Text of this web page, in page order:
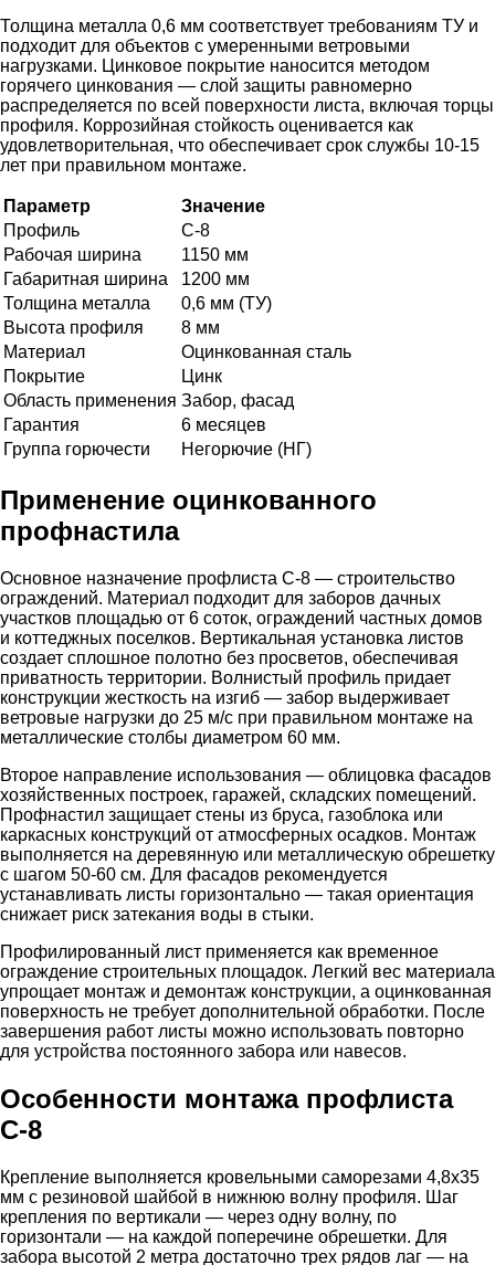
Толщина металла 0,6 мм соответствует требованиям ТУ и
подходит для объектов с умеренными ветровыми
нагрузками. Цинковое покрытие наносится методом
горячего цинкования — слой защиты равномерно
распределяется по всей поверхности листа, включая торцы
профиля. Коррозийная стойкость оценивается как
удовлетворительная, что обеспечивает срок службы 10-15
лет при правильном монтаже.
Параметр
Значение
Профиль
С-8
Рабочая ширина
1150 мм
Габаритная ширина
1200 мм
Толщина металла
0,6 мм (ТУ)
Высота профиля
8 мм
Материал
Оцинкованная сталь
Покрытие
Цинк
Область применения Забор, фасад
Гарантия
6 месяцев
Группа горючести
Негорючие (НГ)
Применение оцинкованного
профнастила
Основное назначение профлиста С-8 — строительство
ограждений. Материал подходит для заборов дачных
участков площадью от 6 соток, ограждений частных домов
и коттеджных поселков. Вертикальная установка листов
создает сплошное полотно без просветов, обеспечивая
приватность территории. Волнистый профиль придает
конструкции жесткость на изгиб — забор выдерживает
ветровые нагрузки до 25 м/с при правильном монтаже на
металлические столбы диаметром 60 мм.
Второе направление использования — облицовка фасадов
хозяйственных построек, гаражей, складских помещений.
Профнастил защищает стены из бруса, газоблока или
каркасных конструкций от атмосферных осадков. Монтаж
выполняется на деревянную или металлическую обрешетку
с шагом 50-60 см. Для фасадов рекомендуется
устанавливать листы горизонтально — такая ориентация
снижает риск затекания воды в стыки.
Профилированный лист применяется как временное
ограждение строительных площадок. Легкий вес материала
упрощает монтаж и демонтаж конструкции, а оцинкованная
поверхность не требует дополнительной обработки. После
завершения работ листы можно использовать повторно
для устройства постоянного забора или навесов.
Особенности монтажа профлиста
С-8
Крепление выполняется кровельными саморезами 4,8х35
мм с резиновой шайбой в нижнюю волну профиля. Шаг
крепления по вертикали — через одну волну, по
горизонтали — на каждой поперечине обрешетки. Для
забора высотой 2 метра достаточно трех рядов лаг — на